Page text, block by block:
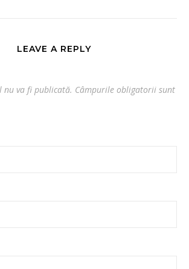
LEAVE A REPLY
nu va fi publicată. Câmpurile obligatorii sunt